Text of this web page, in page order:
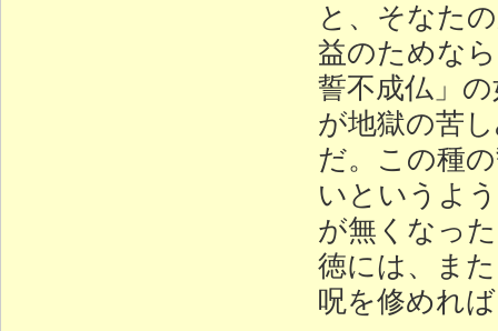
と、そなた
益のためな
誓不成仏」
が地獄の苦
だ。この種
いというよ
が無くなっ
徳には、ま
呪を修めれ